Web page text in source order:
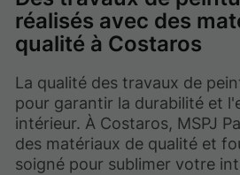
réalisés avec des
qualité à Costaros
La qualité des travaux de
pour garantir la durabilité et
intérieur. À Costaros, MSPJ
des matériaux de qualité et
soigné pour sublimer votre